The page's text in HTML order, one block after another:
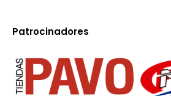
Patrocinadores